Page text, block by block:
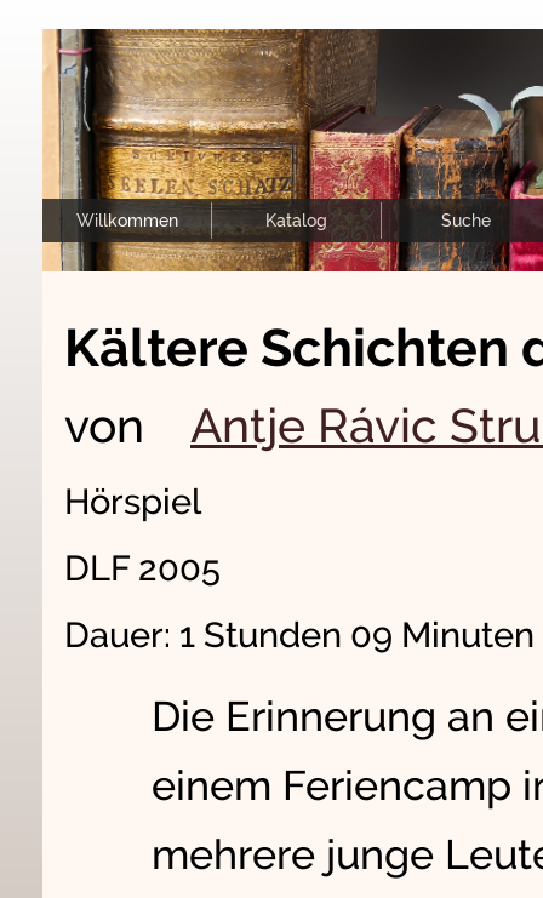
Willkommen Katalog Suche
Kältere Schichten
von Antje Rávic
Hörspiel
DLF 2005
Dauer: 1 Stunden 09
Die Erinnerung an
einem Feriencamp
mehrere junge